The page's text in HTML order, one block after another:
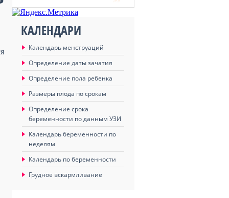
КАЛЕНДАРИ
Календарь менструаций
Определение даты зачатия
Определение пола ребенка
Размеры плода по срокам
Определение срока
беременности по данным УЗИ
Календарь беременности по
неделям
Календарь по беременности
Грудное вскармливание